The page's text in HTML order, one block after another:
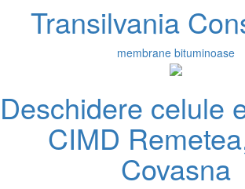
Transilvania
membrane bituminoase
Deschidere celule
CIMD
Covasna